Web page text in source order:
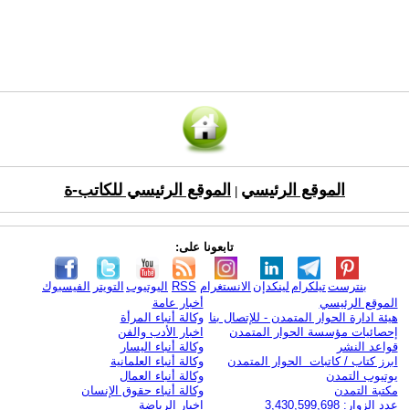
الموقع الرئيسي الموقع الرئيسي للكاتب-ة
تابعونا على:
الفيسبوك التويتر اليوتيوب RSS الانستغرام لينكدإن تيلكرامبنترست
الموقع الرئيسي
هيئة ادارة الحوار المتمدن - للإتصال بنا
إحصائيات مؤسسة الحوار المتمدن
قواعد النشر
ابرز كتاب / كاتبات الحوار المتمدن
يوتيوب التمدن
مكتبة التمدن
عدد الزوار: 3,430,599,698
أخبار عامة
وكالة أنباء المرأة
اخبار الأدب والفن
وكالة أنباء اليسار
وكالة أنباء العلمانية
وكالة أنباء العمال
وكالة أنباء حقوق الإنسان
اخبار الرياضة